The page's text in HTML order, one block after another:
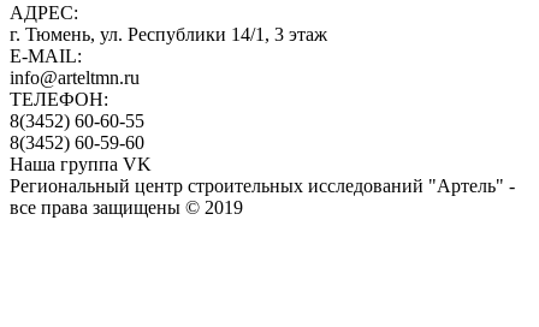
АДРЕС:
г. Тюмень, ул. Республики 14/1, 3 этаж
E-MAIL:
info@arteltmn.ru
ТЕЛЕФОН:
8(3452) 60-60-55
8(3452) 60-59-60
Наша группа VK
Региональный центр строительных исследований "Артель" -
все права защищены © 2019